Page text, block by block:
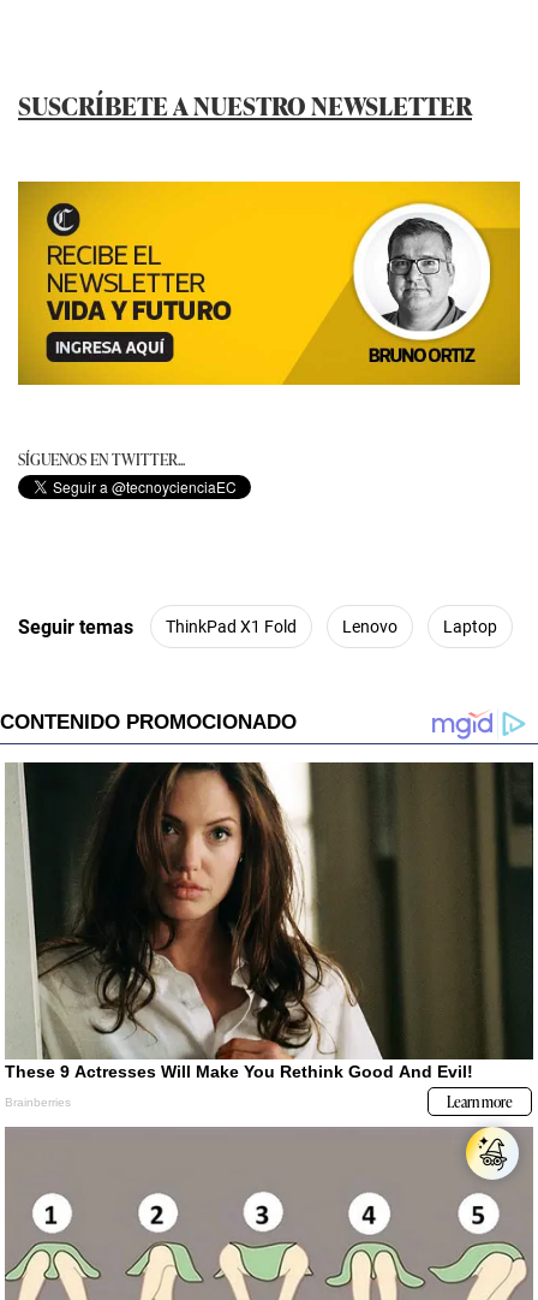
SUSCRÍBETE A NUESTRO NEWSLETTER
SÍGUENOS EN TWITTER...
Seguir temas ThinkPad X1 Fold Lenovo Laptop